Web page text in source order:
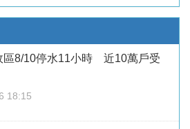
區8/10停水11小時 近10萬戶受
18:15